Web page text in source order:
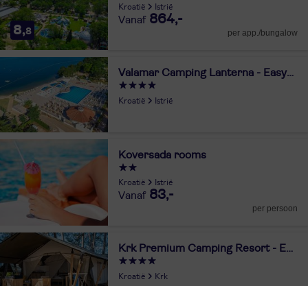
8,8
Kroatië Istrië
864,-
per app./bungalow
Valamar Camping Lanterna - Easyatent
Kroatië Istrië
Koversada rooms
Kroatië Istrië
83,-
per persoon
Krk Premium Camping Resort - Easyatent
Kroatië Krk